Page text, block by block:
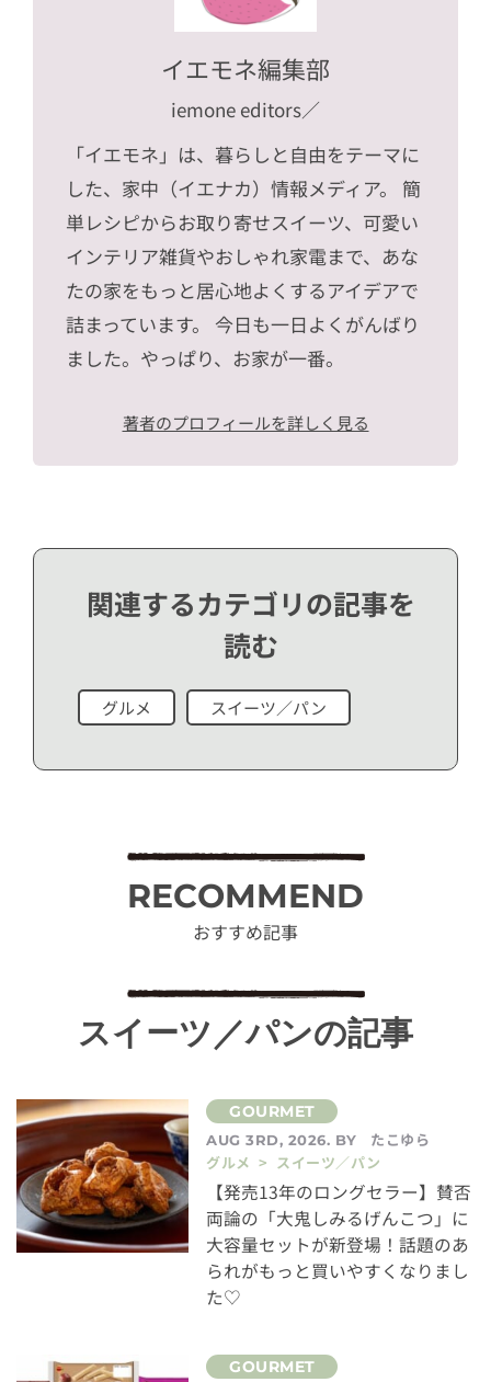
イエモネ編集部
iemone editors／
「イエモネ」は、暮らしと自由をテーマに
した、家中（イエナカ）情報メディア。 簡
単レシピからお取り寄せスイーツ、可愛い
インテリア雑貨やおしゃれ家電まで、あな
たの家をもっと居心地よくするアイデアで
詰まっています。 今日も一日よくがんばり
ました。やっぱり、お家が一番。
著者のプロフィールを詳しく見る
関連するカテゴリの記事を
読む
グルメ スイーツ／パン
RECOMMEND
おすすめ記事
スイーツ／パンの記事
AUG 3RD, 2026. BY
たこゆら
グルメ > スイーツ／パン
【発売13年のロングセラー】賛否
両論の「大鬼しみるげんこつ」に
大容量セットが新登場！話題のあ
られがもっと買いやすくなりまし
た♡